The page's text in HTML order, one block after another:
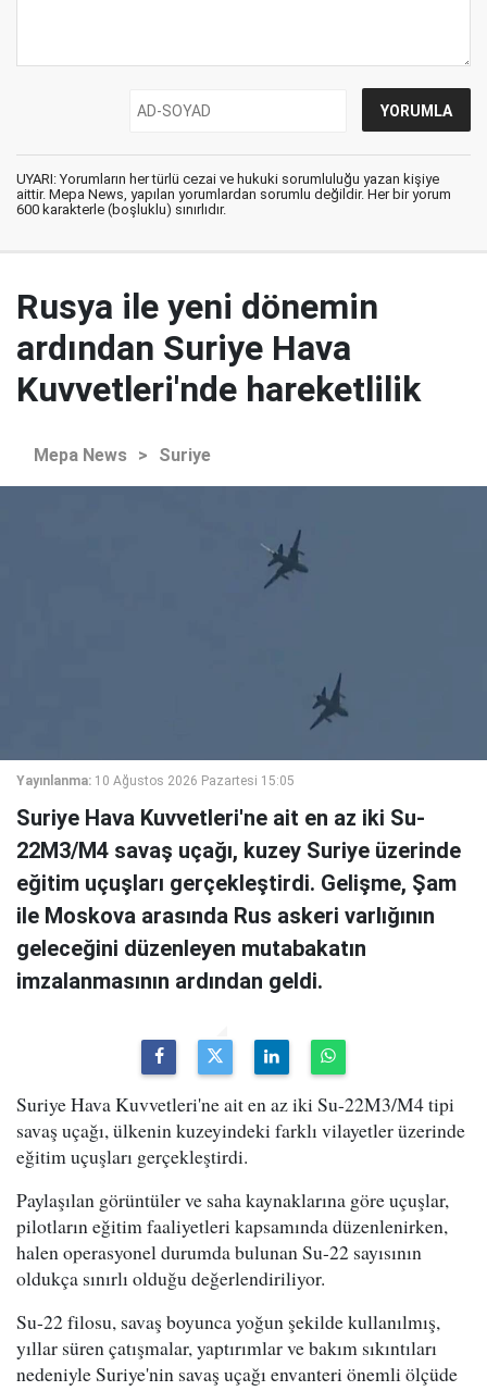
UYARI: Yorumların her türlü cezai ve hukuki sorumluluğu yazan kişiye
aittir. Mepa News, yapılan yorumlardan sorumlu değildir. Her bir yorum
600 karakterle (boşluklu) sınırlıdır.
Rusya ile yeni dönemin
ardından Suriye Hava
Kuvvetleri'nde hareketlilik
Mepa News > Suriye
Yayınlanma: 10 Ağustos 2026 Pazartesi 15:05
Suriye Hava Kuvvetleri'ne ait en az iki Su-
22M3/M4 savaş uçağı, kuzey Suriye üzerinde
eğitim uçuşları gerçekleştirdi. Gelişme, Şam
ile Moskova arasında Rus askeri varlığının
geleceğini düzenleyen mutabakatın
imzalanmasının ardından geldi.
Suriye Hava Kuvvetleri'ne ait en az iki Su-22M3/M4 tipi
savaş uçağı, ülkenin kuzeyindeki farklı vilayetler üzerinde
eğitim uçuşları gerçekleştirdi.
Paylaşılan görüntüler ve saha kaynaklarına göre uçuşlar,
pilotların eğitim faaliyetleri kapsamında düzenlenirken,
halen operasyonel durumda bulunan Su-22 sayısının
oldukça sınırlı olduğu değerlendiriliyor.
Su-22 filosu, savaş boyunca yoğun şekilde kullanılmış,
yıllar süren çatışmalar, yaptırımlar ve bakım sıkıntıları
nedeniyle Suriye'nin savaş uçağı envanteri önemli ölçüde